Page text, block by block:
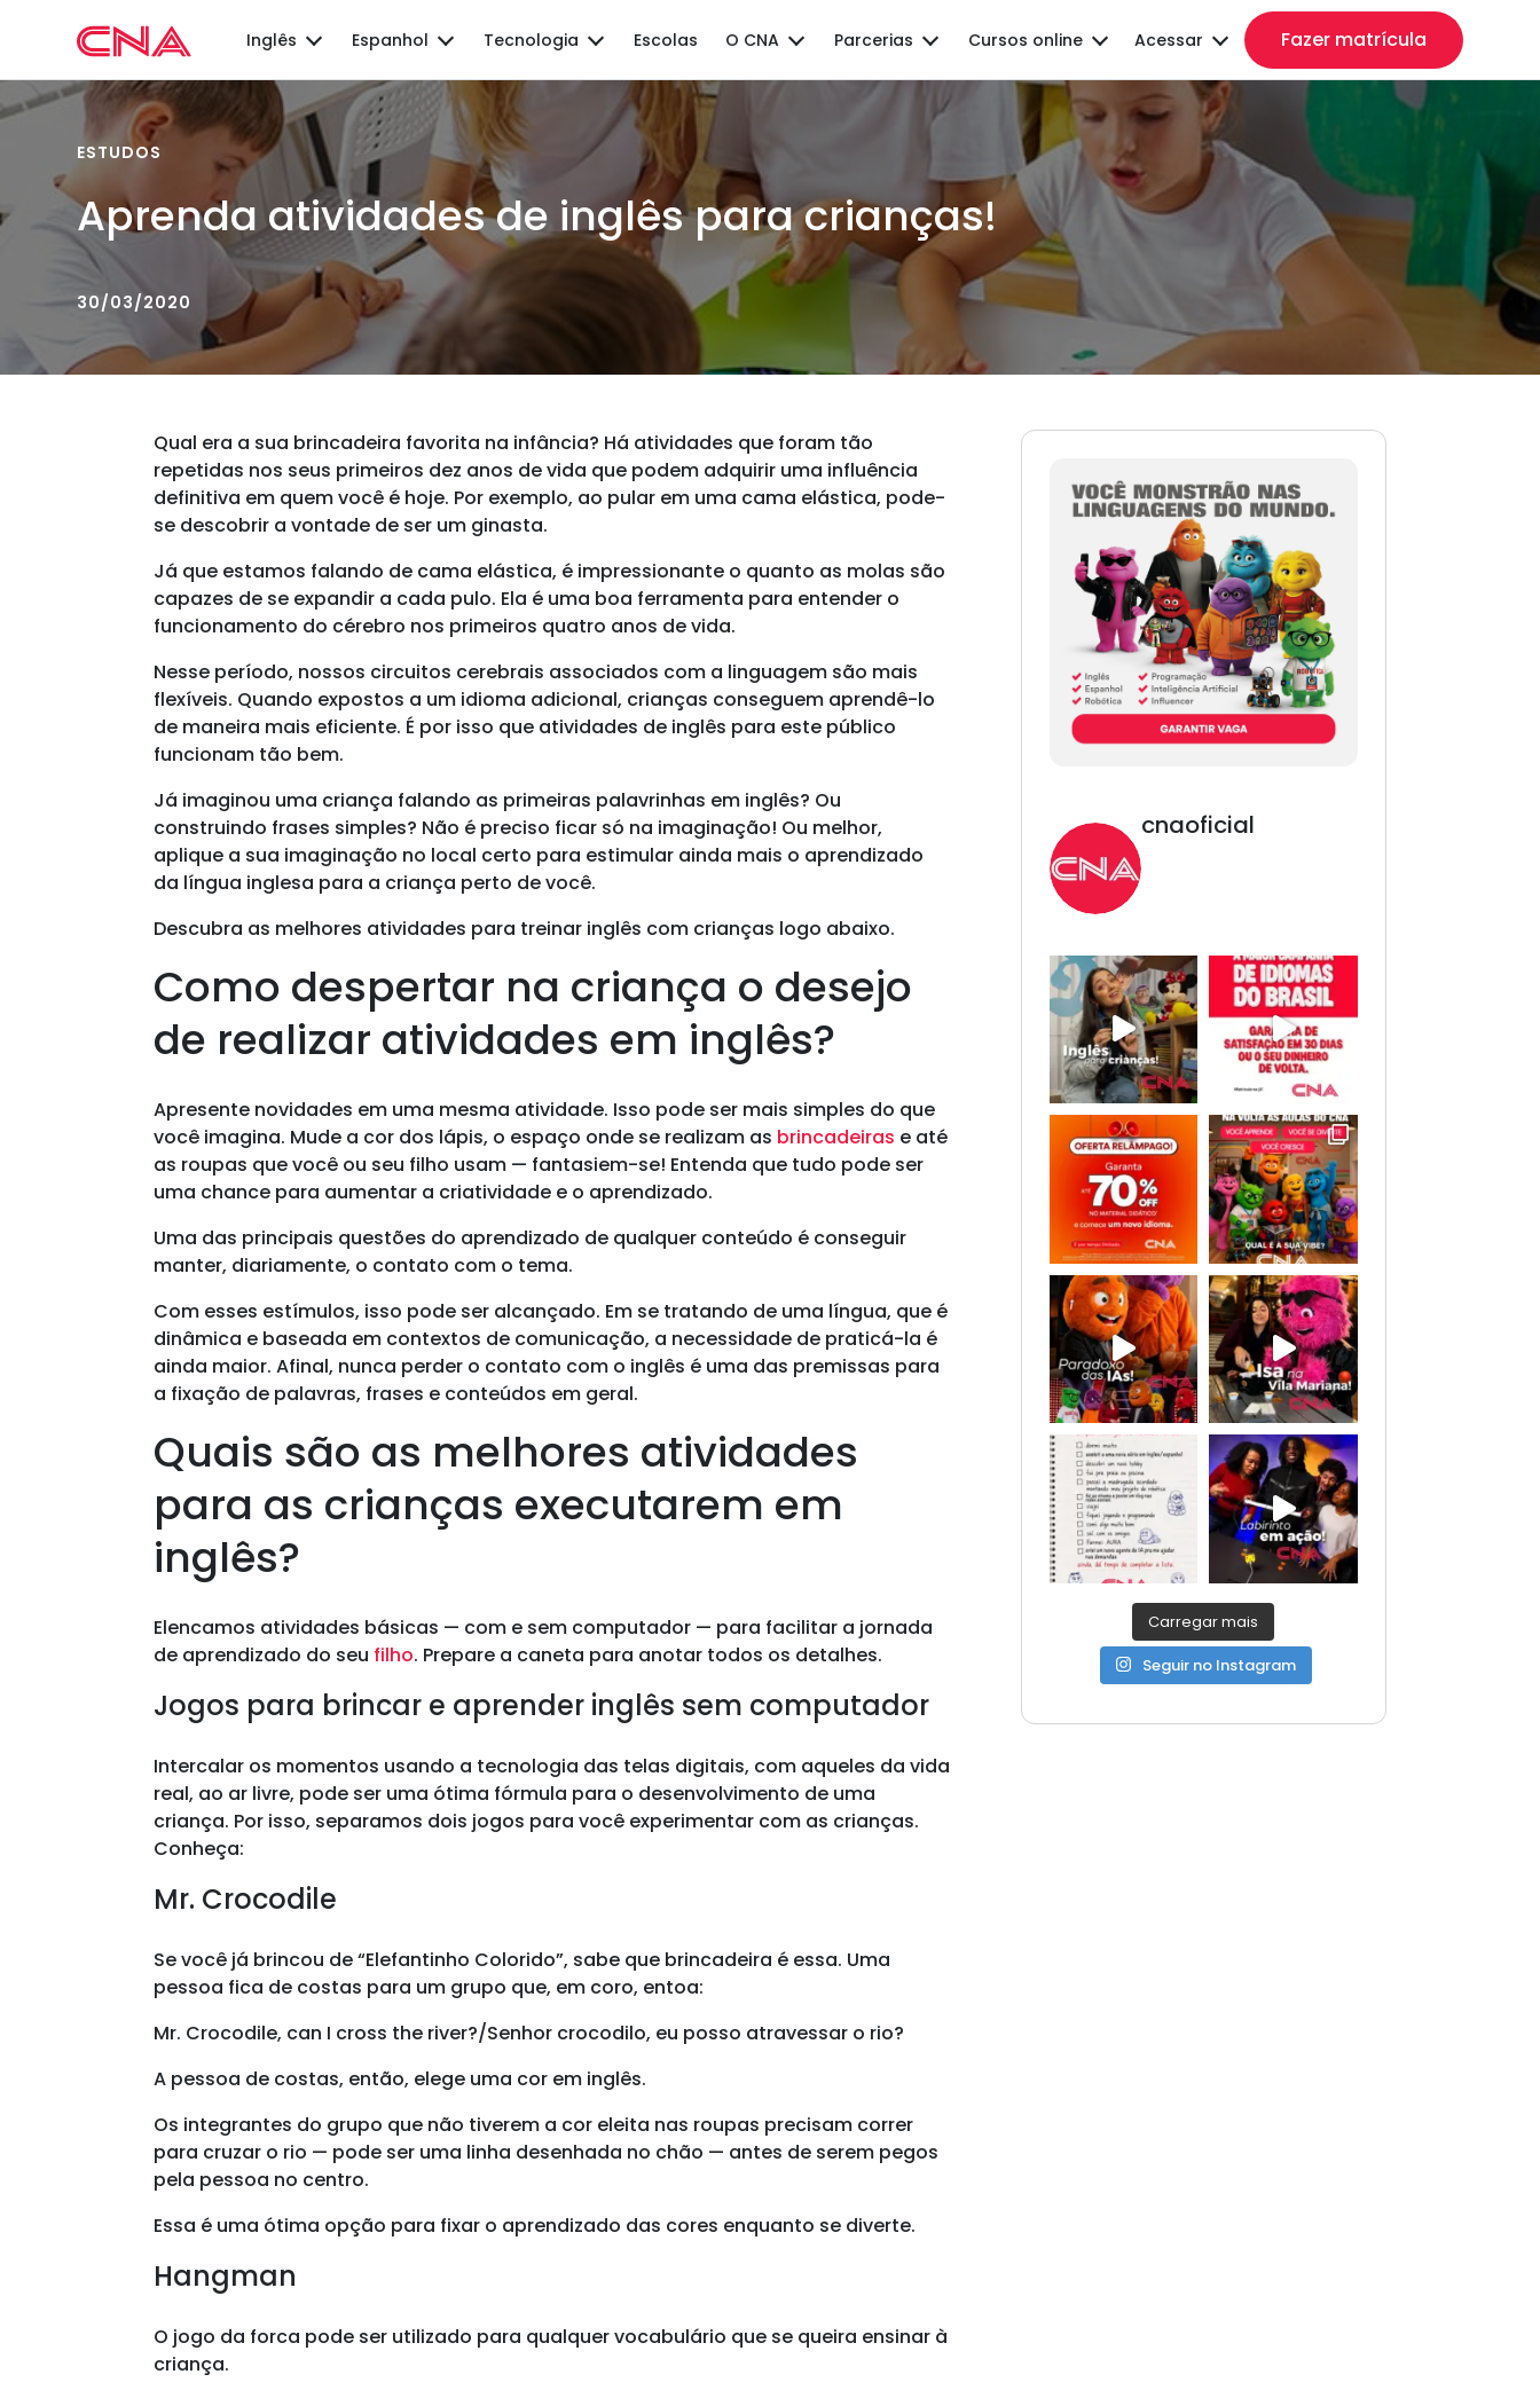
Inglês Espanhol Tecnologia Escolas O CNA Parcerias Cursos online Acessar Fazer matrícula
ESTUDOS
Aprenda atividades de inglês para crianças!
30/03/2020
Qual era a sua brincadeira favorita na infância? Há atividades que foram tão
repetidas nos seus primeiros dez anos de vida que podem adquirir uma influência
definitiva em quem você é hoje. Por exemplo, ao pular em uma cama elástica, pode-
se descobrir a vontade de ser um ginasta.
Já que estamos falando de cama elástica, é impressionante o quanto as molas são
capazes de se expandir a cada pulo. Ela é uma boa ferramenta para entender o
funcionamento do cérebro nos primeiros quatro anos de vida.
Nesse período, nossos circuitos cerebrais associados com a linguagem são mais
flexíveis. Quando expostos a um idioma adicional, crianças conseguem aprendê-lo
de maneira mais eficiente. É por isso que atividades de inglês para este público
funcionam tão bem.
Já imaginou uma criança falando as primeiras palavrinhas em inglês? Ou
construindo frases simples? Não é preciso ficar só na imaginação! Ou melhor,
aplique a sua imaginação no local certo para estimular ainda mais o aprendizado
da língua inglesa para a criança perto de você.
Descubra as melhores atividades para treinar inglês com crianças logo abaixo.
Como despertar na criança o desejo
de realizar atividades em inglês?
Apresente novidades em uma mesma atividade. Isso pode ser mais simples do que
você imagina. Mude a cor dos lápis, o espaço onde se realizam as brincadeiras e até
as roupas que você ou seu filho usam — fantasiem-se! Entenda que tudo pode ser
uma chance para aumentar a criatividade e o aprendizado.
Uma das principais questões do aprendizado de qualquer conteúdo é conseguir
manter, diariamente, o contato com o tema.
Com esses estímulos, isso pode ser alcançado. Em se tratando de uma língua, que é
dinâmica e baseada em contextos de comunicação, a necessidade de praticá-la é
ainda maior. Afinal, nunca perder o contato com o inglês é uma das premissas para
a fixação de palavras, frases e conteúdos em geral.
Quais são as melhores atividades
para as crianças executarem em
inglês?
Elencamos atividades básicas — com e sem computador — para facilitar a jornada
de aprendizado do seu filho. Prepare a caneta para anotar todos os detalhes.
Jogos para brincar e aprender inglês sem computador
Intercalar os momentos usando a tecnologia das telas digitais, com aqueles da vida
real, ao ar livre, pode ser uma ótima fórmula para o desenvolvimento de uma
criança. Por isso, separamos dois jogos para você experimentar com as crianças.
Conheça:
Mr. Crocodile
Se você já brincou de “Elefantinho Colorido”, sabe que brincadeira é essa. Uma
pessoa fica de costas para um grupo que, em coro, entoa:
Mr. Crocodile, can I cross the river?/Senhor crocodilo, eu posso atravessar o rio?
A pessoa de costas, então, elege uma cor em inglês.
Os integrantes do grupo que não tiverem a cor eleita nas roupas precisam correr
para cruzar o rio — pode ser uma linha desenhada no chão — antes de serem pegos
pela pessoa no centro.
Essa é uma ótima opção para fixar o aprendizado das cores enquanto se diverte.
Hangman
O jogo da forca pode ser utilizado para qualquer vocabulário que se queira ensinar à
criança.
cnaoficial
tudo!
Carregar mais
Seguir no Instagram